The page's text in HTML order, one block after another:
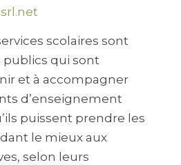
scolaires sont
publics qui sont
et à accompagner
d’enseignement
puissent prendre les
le mieux aux
selon leurs